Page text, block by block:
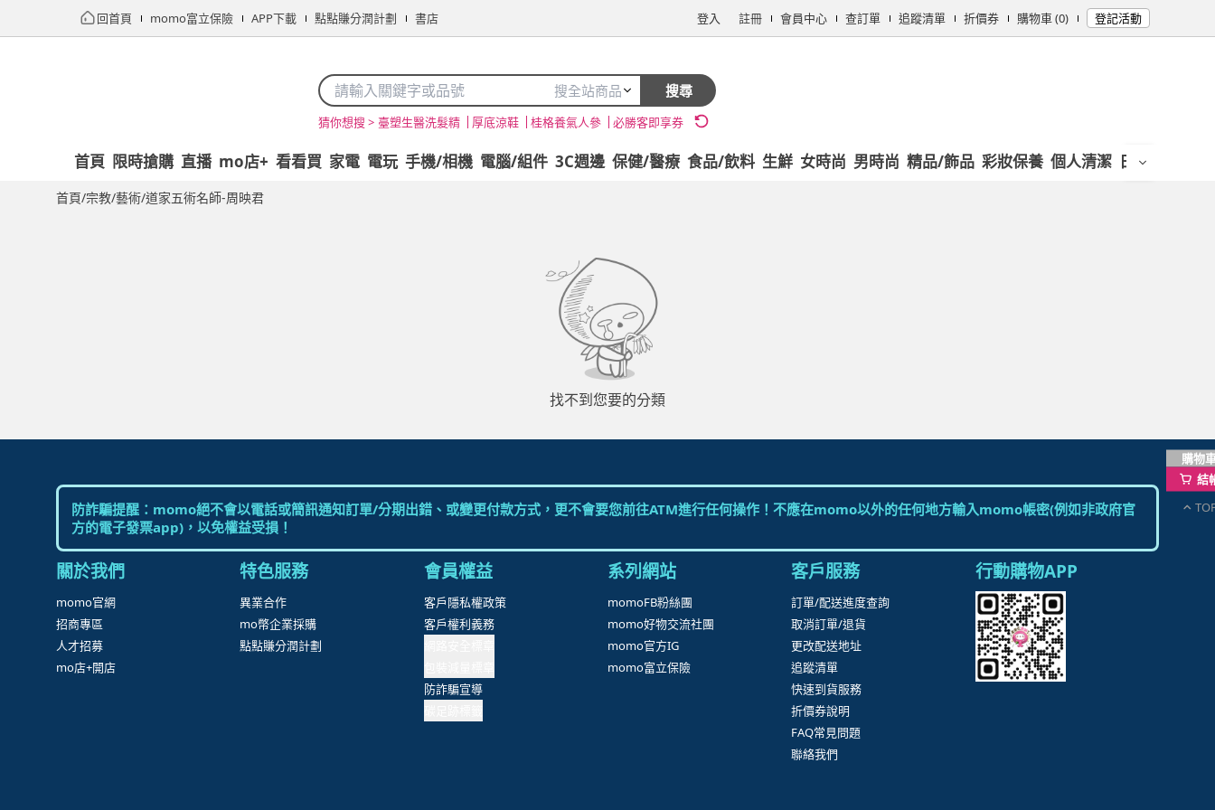
回首頁 momo富立保險 APP下載 點點賺分潤計劃 書店 登入 註冊 會員中心 查訂單 追蹤清單 折價券 購物車 (0) 登記活動
搜全站商品 搜尋
猜你想搜 > 臺塑生醫洗髮精 厚底涼鞋 桂格養氣人參 必勝客即享券
首頁 限時搶購 直播 mo店+ 看看買 家電 電玩 手機/相機 電腦/組件 3C週邊 保健/醫療 食品/飲料 生鮮 女時尚 男時尚 精品/飾品 彩妝保養 個人清潔 日用/紙品
首頁/宗教/藝術/道家五術名師-周映君
找不到您要的分類
購物
結
防詐騙提醒：momo絕不會以電話或簡訊通知訂單/分期出錯、或變更付款方式，更不會要您前往ATM進行任何操作！不應在momo以外的任何地方輸入momo帳密(例如非政府官
方的電子發票app)，以免權益受損！
關於我們
momo官網
招商專區
人才招募
mo店+開店
特色服務
異業合作
mo幣企業採購
點點賺分潤計劃
會員權益
客戶隱私權政策
客戶權利義務
防詐騙宣導
系列網站
momoFB粉絲團
momo好物交流社團
momo官方IG
momo富立保險
客戶服務
訂單/配送進度查詢
取消訂單/退貨
更改配送地址
追蹤清單
快速到貨服務
折價券說明
FAQ常見問題
聯絡我們
行動購物APP